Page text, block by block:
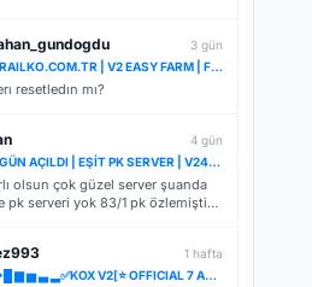
3 gün
AZRAILKO.COM.TR | V2 EASY FARM | FULL PUS | ŞİMDİ AÇILDI | İNDİR BAŞLA
resetledın mı?
4 gün
BUGÜN AÇILDI | EŞİT PK SERVER | V24XXX | 83/1 LEVEL FULL İTEM | İTEM SATIŞI YOKTUR
olsun çok güzel server şuanda
pk serveri yok 83/1 pk özlemiştik
1 hafta
☢️⏩█ ▆ ▅ ▃ ▂✅KOX V2[⭐ OFFICIAL 7 AĞUSTOS CUMA 22.00 ▌V.2⭐] ✅ ⚔️⋆ BOL ETKİNLİK ⋆⚔️ ⋆ LIGHT FARM ⚔️